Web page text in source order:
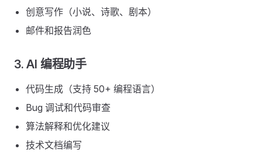
创意写作（小说、诗歌、剧本）
邮件和报告润色
3. AI 编程助手
代码生成（支持 50+ 编程语言）
Bug 调试和代码审查
算法解释和优化建议
技术文档编写